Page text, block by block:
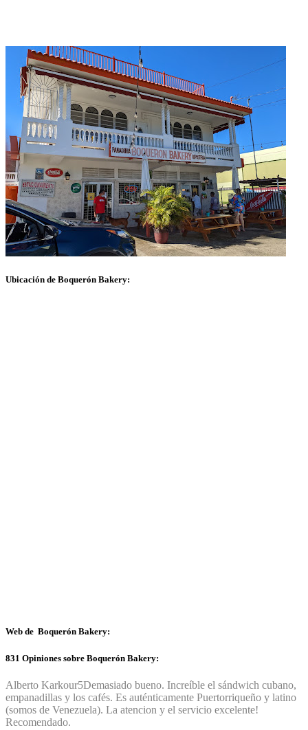
Ubicación de Boquerón Bakery:
Web de Boquerón Bakery:
831 Opiniones sobre Boquerón Bakery:
Alberto Karkour5Demasiado bueno. Increíble el sándwich cubano,
empanadillas y los cafés. Es auténticamente Puertorriqueño y latino
(somos de Venezuela). La atencion y el servicio excelente!
Recomendado.